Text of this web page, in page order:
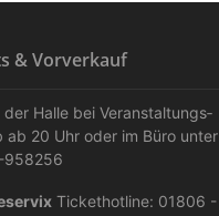
& Vorverkauf
der Halle bei Veranstaltungs­
ab 20 Uhr oder im Büro unter
958256
Tickethotline: 01806 -